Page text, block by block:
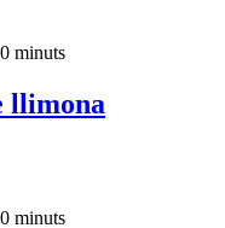
minuts
llimona
minuts